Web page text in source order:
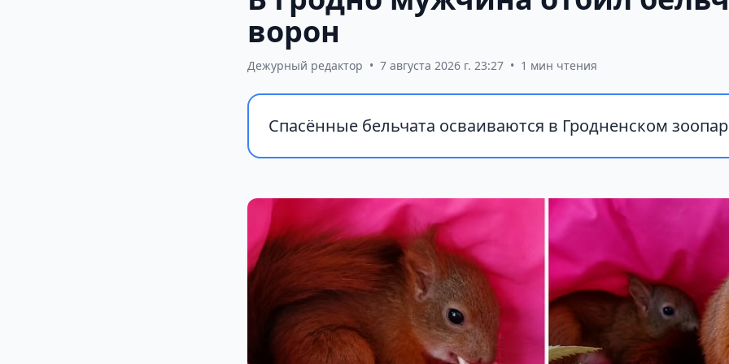
ворон
Дежурный редактор • 7 августа 2026 г. 23:27 • 1 мин чтения
Спасённые бельчата осваиваются в Гродненском